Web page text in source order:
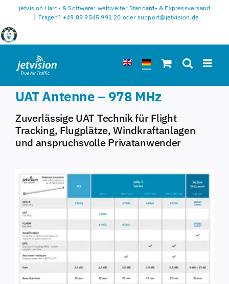
springen
jetvision Hard- & Software: weltweiter Standard- & Expressversand
| Fragen? +49 89 9545 991 20 oder support@jetvision.de
UAT Antenne – 978 MHz
Zuverlässige UAT Technik für Flight
Tracking, Flugplätze, Windkraftanlagen
und anspruchsvolle Privatanwender